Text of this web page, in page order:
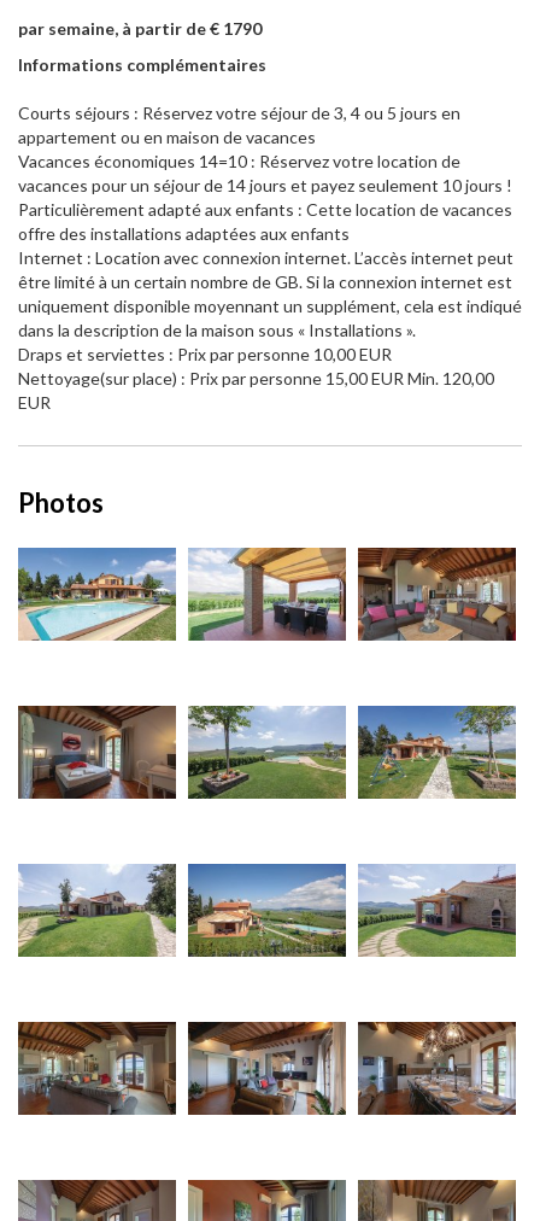
par semaine, à partir de € 1790
Informations complémentaires
Courts séjours : Réservez votre séjour de 3, 4 ou 5 jours en
appartement ou en maison de vacances
Vacances économiques 14=10 : Réservez votre location de
vacances pour un séjour de 14 jours et payez seulement 10 jours !
Particulièrement adapté aux enfants : Cette location de vacances
offre des installations adaptées aux enfants
Internet : Location avec connexion internet. L’accès internet peut
être limité à un certain nombre de GB. Si la connexion internet est
uniquement disponible moyennant un supplément, cela est indiqué
dans la description de la maison sous « Installations ».
Draps et serviettes : Prix par personne 10,00 EUR
Nettoyage(sur place) : Prix par personne 15,00 EUR Min. 120,00
EUR
Photos